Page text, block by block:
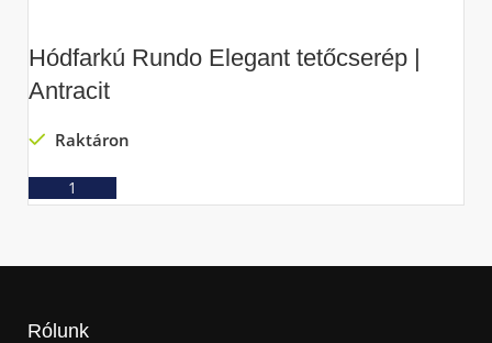
Hódfarkú Rundo Elegant tetőcserép |
Antracit
Raktáron
Rólunk